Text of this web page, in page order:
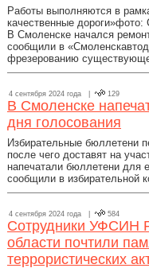
Работы выполняются в
качественные
В Смоленске начался
сообщили в
фрезерованию
4 сентября 2024 года | 129
В Смоленске
дня голосования
Избирательные бюллетени
после чего доставят на
напечатали бюллетени для
сообщили в избирательной
4 сентября 2024 года | 584
Сотрудники УФСИН
области почтили
террористических